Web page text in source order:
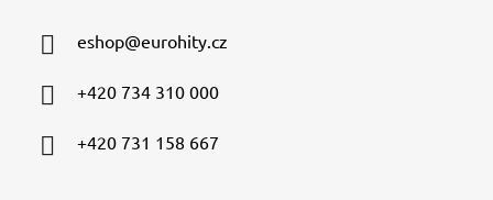
eshop@eurohity.cz
+420 734 310 000
+420 731 158 667